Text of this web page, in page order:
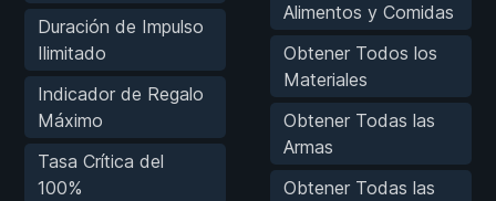
Duración de Impulso
Ilimitado
Indicador de Regalo
Máximo
Tasa Crítica del
100%
Alimentos y Comidas
Obtener Todos los
Materiales
Obtener Todas las
Armas
Obtener Todas las